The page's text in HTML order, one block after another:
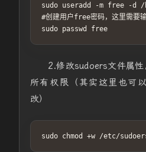
sudo useradd -m free -d
#创建用户free密码，这里需要
sudo passwd free
2.修改sudoers文件属
所有权限（其实这里也可
改）
sudo chmod +w /etc/